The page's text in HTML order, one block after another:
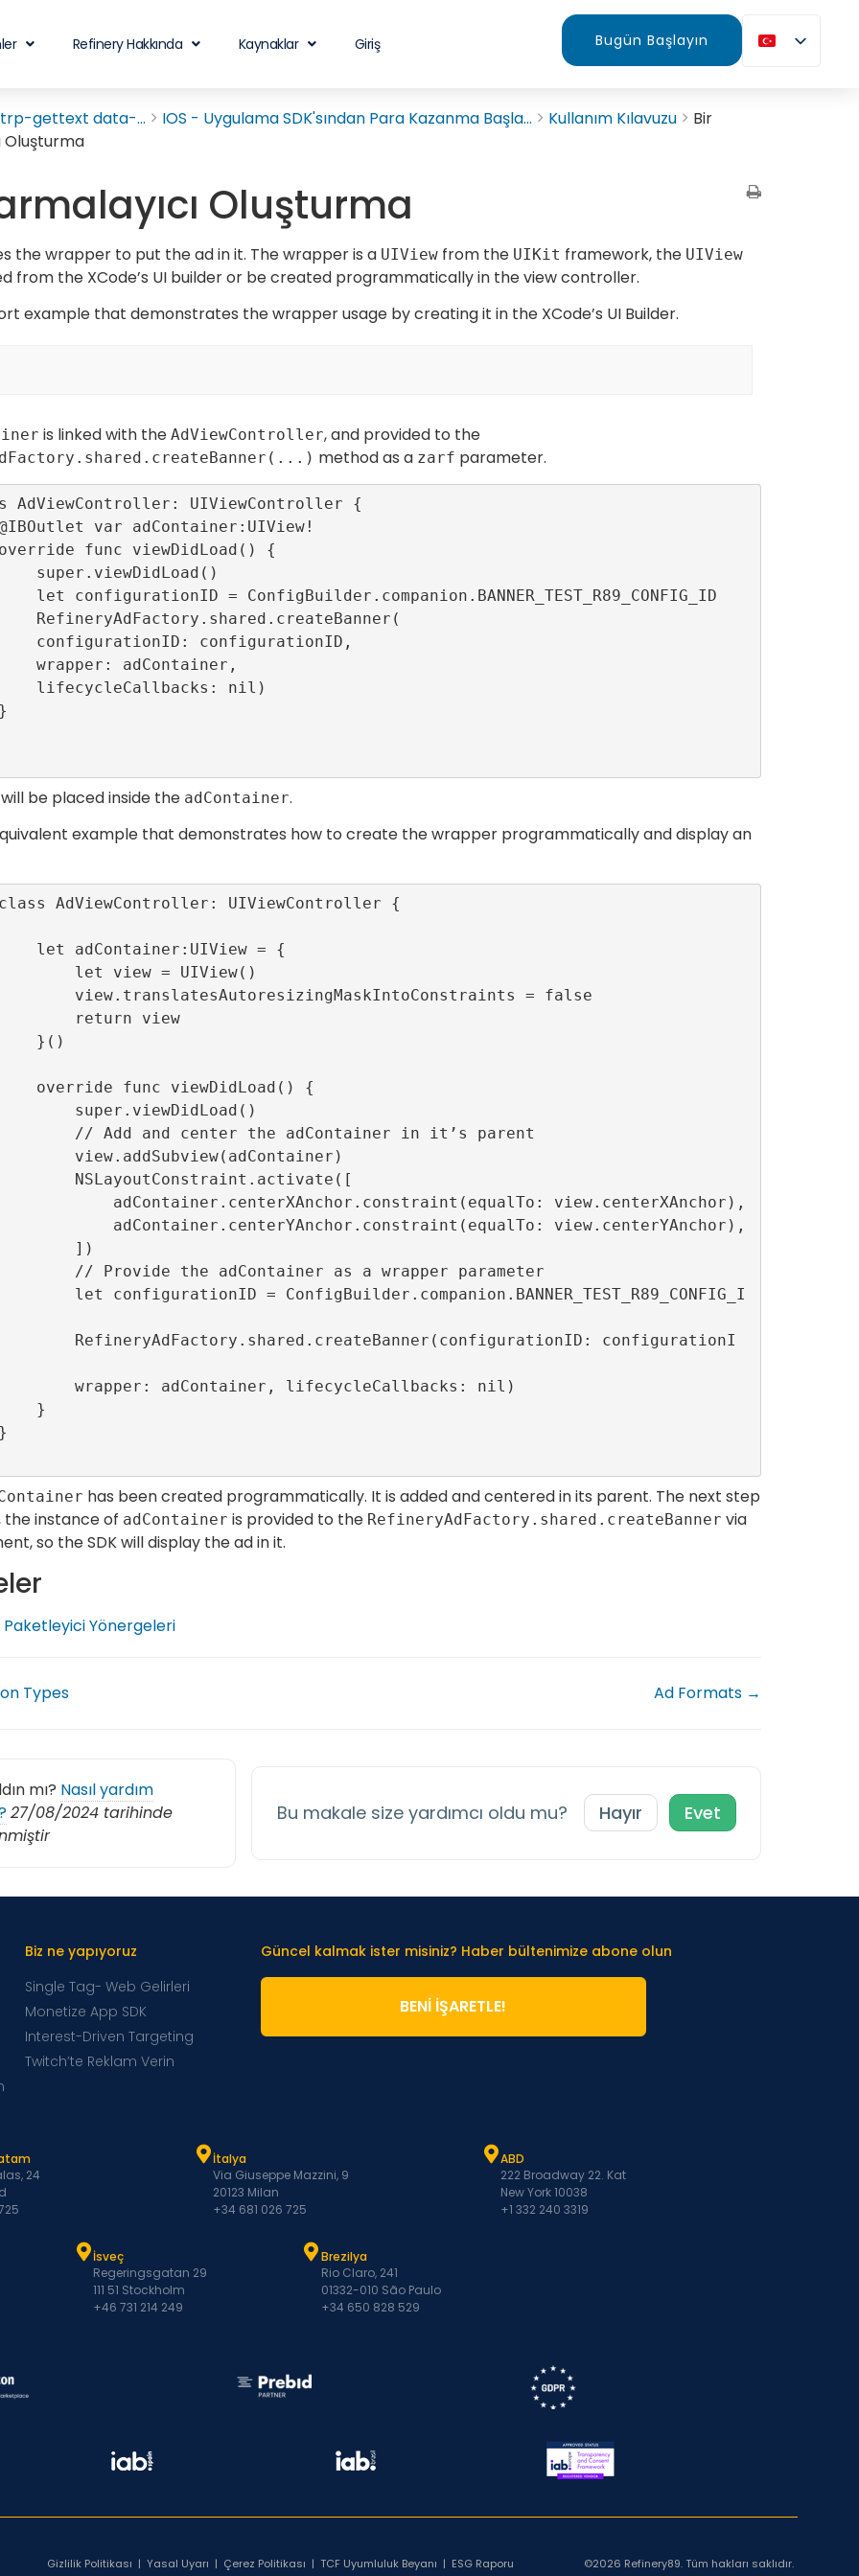
Refinery Hakkında Kaynaklar Giriş Bugün Başlayın
gettext data-... IOS - Uygulama SDK'sından Para Kazanma Başla... Kullanım Kılavuzu
Bir
Oluşturma
Oluşturma
the wrapper to put the ad in it. The wrapper is a UIView from the UIKit framework, the UIView
from the XCode’s UI builder or be created programmatically in the view controller.
example that demonstrates the wrapper usage by creating it in the XCode’s UI Builder.
is linked with the AdViewController, and provided to the
method as a zarf parameter.
be placed inside the adContainer.
example that demonstrates how to create the wrapper programmatically and display an
has been created programmatically. It is added and centered in its parent. The next step
the instance of adContainer is provided to the RefineryAdFactory.shared.createBanner via
so the SDK will display the ad in it.
Paketleyici Yönergeleri
Types Ad Formats →
mı? Nasıl yardım
27/08/2024 tarihinde
Bu makale size yardımcı oldu mu? Hayır Evet
Biz ne yapıyoruz
Single Tag- Web Gelirleri
Monetize App SDK
Interest-Driven Targeting
Twitch’te Reklam Verin
Güncel kalmak ister misiniz? Haber bültenimize abone olun
BENİ İŞARETLE!
24
İtalya
Via Giuseppe Mazzini, 9
20123 Milan
+34 681 026 725
ABD
222 Broadway 22. Kat
New York 10038
+1 332 240 3319
İsveç
Regeringsgatan 29
111 51 Stockholm
+46 731 214 249
Brezilya
Rio Claro, 241
01332-010 São Paulo
+34 650 828 529
Gizlilik Politikası |Yasal Uyarı | Çerez Politikası |TCF Uyumluluk Beyanı | ESG Raporu ©2026 Refinery89. Tüm hakları saklıdır.